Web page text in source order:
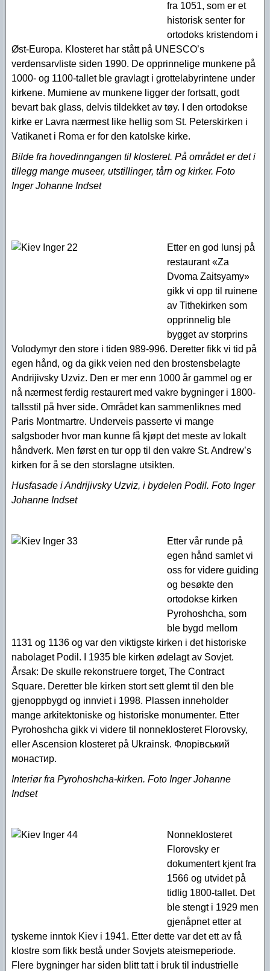
fra 1051, som er et
historisk senter for
ortodoks kristendom i
Øst-Europa. Klosteret har stått på UNESCO’s
verdensarvliste siden 1990. De opprinnelige munkene på
1000- og 1100-tallet ble gravlagt i grottelabyrintene under
kirkene. Mumiene av munkene ligger der fortsatt, godt
bevart bak glass, delvis tildekket av tøy. I den ortodokse
kirke er Lavra nærmest like hellig som St. Peterskirken i
Vatikanet i Roma er for den katolske kirke.
Bilde fra hovedinngangen til klosteret. På området er det i
tillegg mange museer, utstillinger, tårn og kirker. Foto
Inger Johanne Indset
Etter en god lunsj på
restaurant «Za
Dvoma Zaitsyamy»
gikk vi opp til ruinene
av Tithekirken som
opprinnelig ble
bygget av storprins
Volodymyr den store i tiden 989-996. Deretter fikk vi tid på
egen hånd, og da gikk veien ned den brostensbelagte
Andrijivsky Uzviz. Den er mer enn 1000 år gammel og er
nå nærmest ferdig restaurert med vakre bygninger i 1800-
tallsstil på hver side. Området kan sammenliknes med
Paris Montmartre. Underveis passerte vi mange
salgsboder hvor man kunne få kjøpt det meste av lokalt
håndverk. Men først en tur opp til den vakre St. Andrew’s
kirken for å se den storslagne utsikten.
Husfasade i Andrijivsky Uzviz, i bydelen Podil. Foto Inger
Johanne Indset
Etter vår runde på
egen hånd samlet vi
oss for videre guiding
og besøkte den
ortodokse kirken
Pyrohoshcha, som
ble bygd mellom
1131 og 1136 og var den viktigste kirken i det historiske
nabolaget Podil. I 1935 ble kirken ødelagt av Sovjet.
Årsak: De skulle rekonstruere torget, The Contract
Square. Deretter ble kirken stort sett glemt til den ble
gjenoppbygd og innviet i 1998. Plassen inneholder
mange arkitektoniske og historiske monumenter. Etter
Pyrohoshcha gikk vi videre til nonneklosteret Florovsky,
eller Ascension klosteret på Ukrainsk. Флорівський
монастир.
Interiør fra Pyrohoshcha-kirken. Foto Inger Johanne
Indset
Nonneklosteret
Florovsky er
dokumentert kjent fra
1566 og utvidet på
tidlig 1800-tallet. Det
ble stengt i 1929 men
gjenåpnet etter at
tyskerne inntok Kiev i 1941. Etter dette var det ett av få
klostre som fikk bestå under Sovjets ateismeperiode.
Flere bygninger har siden blitt tatt i bruk til industrielle